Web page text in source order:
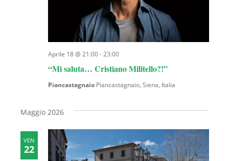
“Mi saluta… Cristiano Militello?!”
Aprile 18 @ 21:00-23:00
Piancastagnaio Piancastagnaio, Siena, Italia
Maggio 2026
VEN
22